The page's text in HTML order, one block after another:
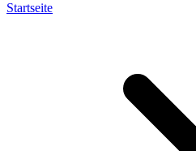
Startseite